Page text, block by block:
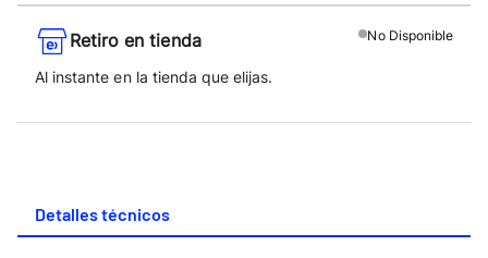
No Disponible
Retiro en tienda
Al instante en la tienda que elijas.
Detalles técnicos